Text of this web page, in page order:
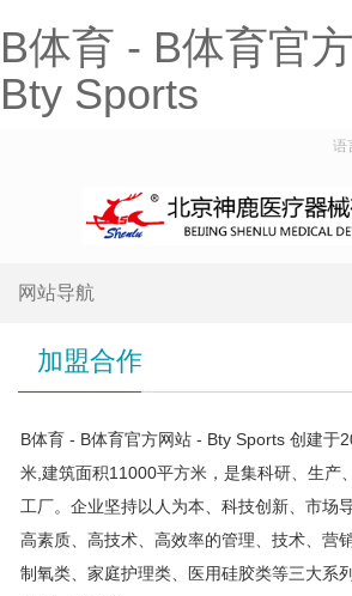
B体育 - B体育官
Bty Sports
语
网站导航
加盟合作
B体育 - B体育官方网站 - Bty Sports 创建于
米,建筑面积11000平方米，是集科研、生产
工厂。企业坚持以人为本、科技创新、市场
高素质、高技术、高效率的管理、技术、营
制氧类、家庭护理类、医用硅胶类等三大系